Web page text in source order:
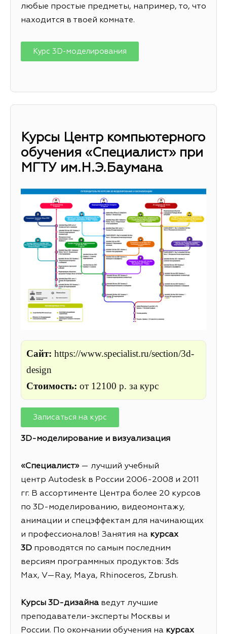
любые простые предметы, например, то, что
находится в твоей комнате.
Курс 3D-моделирования
Курсы Центр компьютерного
обучения «Специалист» при
МГТУ им.Н.Э.Баумана
Сайт: https://www.specialist.ru/section/3d-
design
Стоимость: от 12100 р. за курс
Записаться на курс
3D-моделирование и визуализация
«Специалист»— лучший учебный
центр Autodesk в России 2006-2008 и 2011
гг. В ассортименте Центра более 20 курсов
по 3 D-моделированию, видеомонтажу,
анимации и спецэффектам для начинающих
и профессионалов! Занятия на курсах
3D проводятся по самым последним
версиям программных продуктов: 3ds
Max, V— Ray, Maya, Rhinoceros, Zbrush.
Курсы 3D-дизайна ведут лучшие
преподаватели-эксперты Москвы и
России. По окончании обучения на курсах